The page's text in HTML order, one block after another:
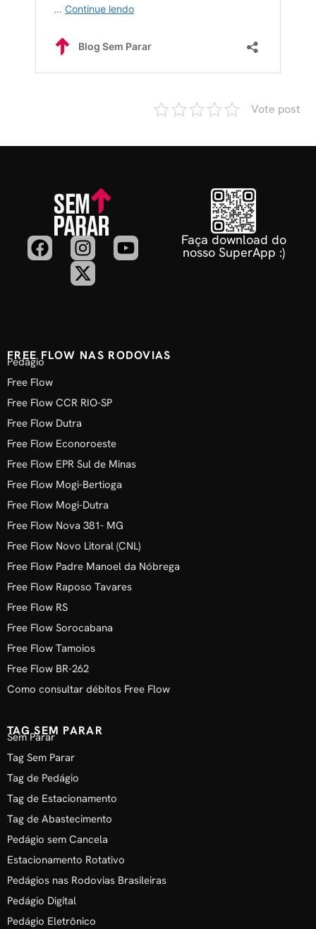
Vote post
Faça download do
nosso SuperApp :)
FREE FLOW NAS RODOVIAS
Pedágio
Free Flow
Free Flow CCR RIO-SP
Free Flow Dutra
Free Flow Econoroeste
Free Flow EPR Sul de Minas
Free Flow Mogi-Bertioga
Free Flow Mogi-Dutra
Free Flow Nova 381- MG
Free Flow Novo Litoral (CNL)
Free Flow Padre Manoel da Nóbrega
Free Flow Raposo Tavares
Free Flow RS
Free Flow Sorocabana
Free Flow Tamoios
Free Flow BR-262
Como consultar débitos Free Flow
TAG SEM PARAR
Sem Parar
Tag Sem Parar
Tag de Pedágio
Tag de Estacionamento
Tag de Abastecimento
Pedágio sem Cancela
Estacionamento Rotativo
Pedágios nas Rodovias Brasileiras
Pedágio Digital
Pedágio Eletrônico